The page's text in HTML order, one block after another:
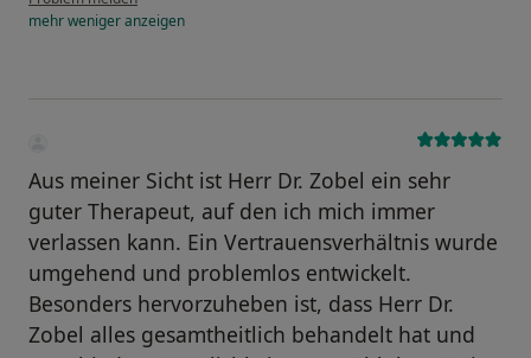
mehrwenigeranzeigen
Aus meiner Sicht ist Herr Dr. Zobel ein sehr
guter Therapeut, auf den ich mich immer
verlassen kann. Ein Vertrauensverhältnis wurde
umgehend und problemlos entwickelt.
Besonders hervorzuheben ist, dass Herr Dr.
Zobel alles gesamtheitlich behandelt hat und